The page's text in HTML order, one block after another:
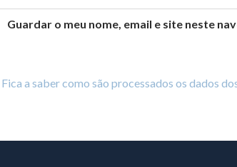
Guardar o meu nome, email e site neste
Fica a saber como são processados os dados